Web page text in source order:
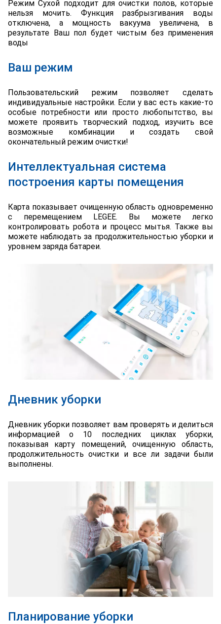
Режим Сухой подходит для очистки полов, которые
нельзя мочить. Функция разбрызгивания воды
отключена, а мощность вакуума увеличена, в
результате Ваш пол будет чистым без применения
воды
Ваш режим
Пользовательский режим позволяет сделать
индивидуальные настройки. Если у вас есть какие-то
особые потребности или просто любопытство, вы
можете проявить творческий подход, изучить все
возможные комбинации и создать свой
окончательный режим очистки!
Интеллектуальная система
построения карты помещения
Карта показывает очищенную область одновременно
с перемещением LEGEE. Вы можете легко
контролировать робота и процесс мытья. Также вы
можете наблюдать за продолжительностью уборки и
уровнем заряда батареи.
Дневник уборки
Дневник уборки позволяет вам проверять и делиться
информацией о 10 последних циклах уборки,
показывая карту помещений, очищенную область,
продолжительность очистки и все ли задачи были
выполнены.
Планирование уборки